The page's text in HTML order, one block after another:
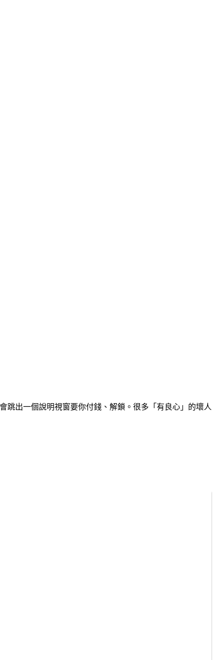
跳出一個說明視窗要你付錢、解鎖。很多「有良心」的壞人